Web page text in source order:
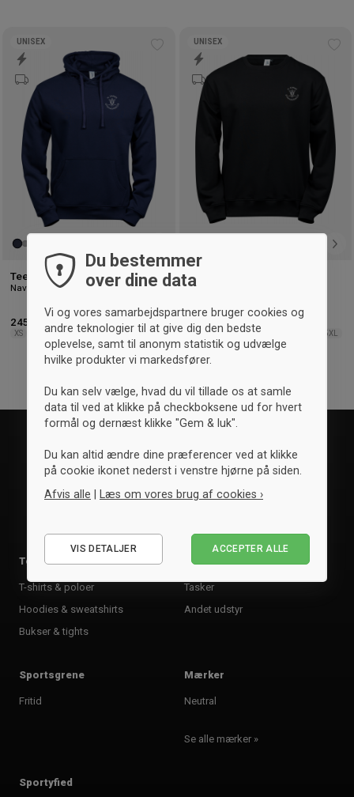
ønskeliste
UNISEX
Tee Jays Zahles Hoodie
Navy
245,- kr.
XS L XXL
UNISEX
Tee Jays Zahles Sweatshirt
sort
200,- kr.
XS S M L XL XXL 5XL
Tøj
T-shirts & poloer
Hoodies & sweatshirts
Bukser & tights
Tilbehør
Tasker
Andet udstyr
Sportsgrene
Fritid
Mærker
Neutral
Se alle mærker »
Sportyfied
Du bestemmer
over dine data
Vi og vores samarbejdspartnere bruger cookies og
andre teknologier til at give dig den bedste
oplevelse, samt til anonym statistik og udvælge
hvilke produkter vi markedsfører.
Du kan selv vælge, hvad du vil tillade os at samle
data til ved at klikke på checkboksene ud for hvert
formål og dernæst klikke "Gem & luk".
Du kan altid ændre dine præferencer ved at klikke
på cookie ikonet nederst i venstre hjørne på siden.
Afvis alle | Læs om vores brug af cookies ›
Statistiske
VIS DETALJER ACCEPTER ALLE